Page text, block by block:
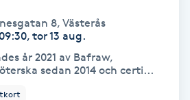
8, Västerås
tor 13 aug.
år 2021 av Bafraw,
sedan 2014 och certi...